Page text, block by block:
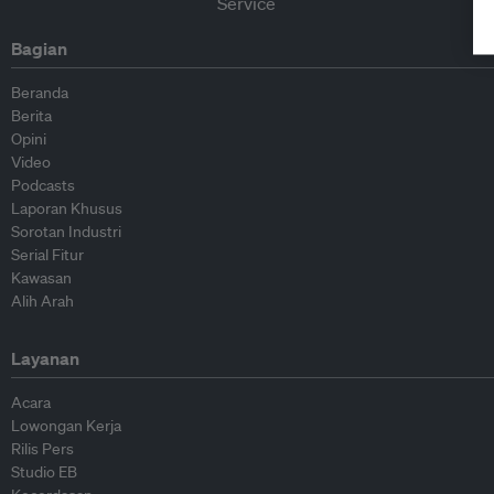
Bagian
Beranda
Berita
Opini
Video
Podcasts
Laporan Khusus
Sorotan Industri
Serial Fitur
Kawasan
Alih Arah
Layanan
Acara
Lowongan Kerja
Rilis Pers
Studio EB